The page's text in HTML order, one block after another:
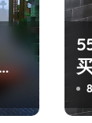
债
新驱动
8 月 6, 2026